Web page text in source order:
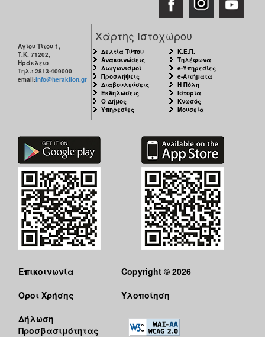
Αγίου Τίτου 1,
Τ.Κ. 71202,
Ηράκλειο
Τηλ.: 2813-409000
email:info@heraklion.gr
Χάρτης Ιστοχώρου
Δελτία Τύπου
Ανακοινώσεις
Διαγωνισμοί
Προσλήψεις
Διαβουλεύσεις
Εκδηλώσεις
Ο Δήμος
Υπηρεσίες
Κ.Ε.Π.
Τηλέφωνα
e-Υπηρεσίες
e-Αιτήματα
Η Πόλη
Ιστορία
Κνωσός
Μουσεία
Επικοινωνία
Όροι Χρήσης
Δήλωση
Προσβασιμότητας
Copyright © 2026
Υλοποίηση